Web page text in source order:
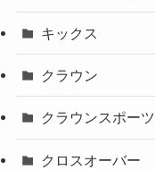
キックス
クラウン
クラウンスポーツ
クロスオーバー